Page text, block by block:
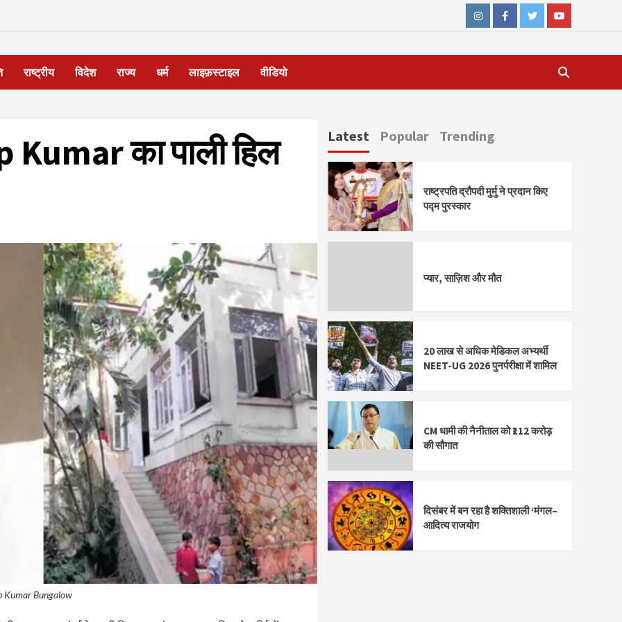
InstagramFacebookTwitterYoutube
राष्ट्रीय विदेश राज्य धर्म लाइफ़स्टाइल वीडियो
Kumar का पाली हिल
Kumar Bungalow
Latest Popular Trending
राष्ट्रपति द्रौपदी मुर्मु ने प्रदान किए
पद्म पुरस्कार
प्यार, साज़िश और मौत
20 लाख से अधिक मेडिकल अभ्यर्थी
NEET-UG 2026 पुनर्परीक्षा में शामिल
CM धामी की नैनीताल को ₹112 करोड़
की सौगात
दिसंबर में बन रहा है शक्तिशाली ‘मंगल–
आदित्य राजयोग